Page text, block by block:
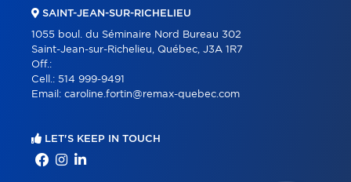
SAINT-JEAN-SUR-RICHELIEU
1055 boul. du Séminaire Nord Bureau 302
Saint-Jean-sur-Richelieu, Québec, J3A 1R7
Off.:
Cell.: 514 999-9491
Email: caroline.fortin@remax-quebec.com
LET'S KEEP IN TOUCH